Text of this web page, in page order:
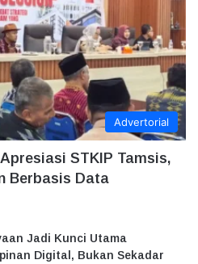
Advertorial
STKIP Tamsis,
Berbasis Data
Jadi Kunci Utama
Digital, Bukan Sekadar